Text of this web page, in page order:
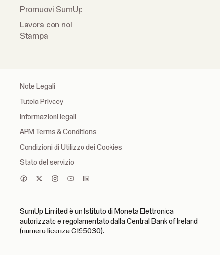
Promuovi SumUp
Lavora con noi
Stampa
Note Legali
Tutela Privacy
Informazioni legali
APM Terms & Conditions
Condizioni di Utilizzo dei Cookies
Stato del servizio
SumUp Limited è un Istituto di Moneta Elettronica
autorizzato e regolamentato dalla Central Bank of Ireland
(numero licenza C195030).